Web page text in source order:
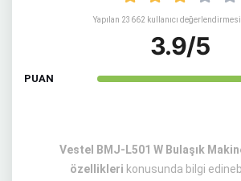
Yapılan 23662 kullanıcı
3.9/5
PUAN
Vestel BMJ-L501 W Bulaşık
özellikleri konusunda bilgi